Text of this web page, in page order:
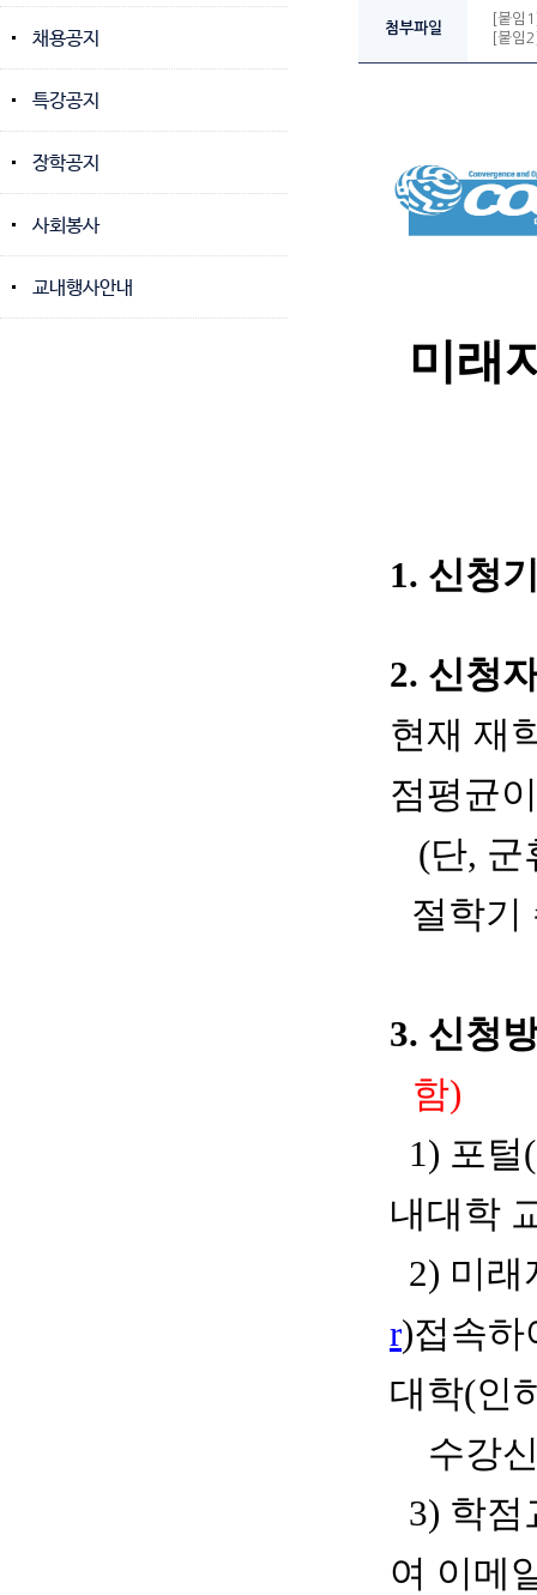
채용공지
특강공지
장학공지
사회봉사
교내행사안내
첨부파일
[붙임
[붙임
미래
1. 신청
2. 신청
현재 재
점평균
(단, 군
절학기
3. 신청
함)
1) 포털
내대학
2) 미래
r)접속하
대학(인
수강
3) 학점
여 이메